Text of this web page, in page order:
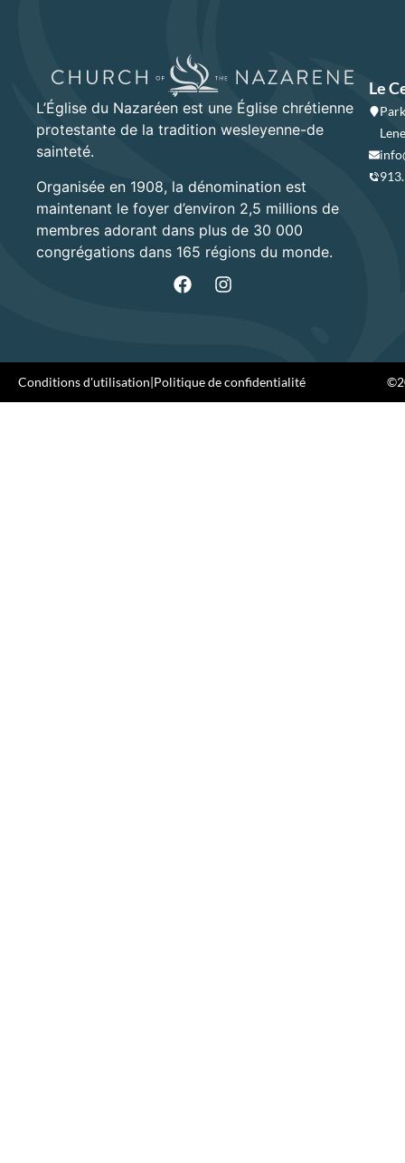
L’Église du Nazaréen est une Église chrétienne
protestante de la tradition wesleyenne-de
sainteté.
Organisée en 1908, la dénomination est
maintenant le foyer d’environ 2,5 millions de
membres adorant dans plus de 30 000
congrégations dans 165 régions du monde.
Le
Conditions d'utilisation|Politique de confidentialité